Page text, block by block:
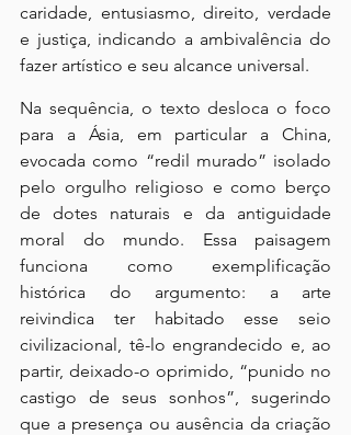
caridade, entusiasmo, direito, verdade
e justiça, indicando a ambivalência do
fazer artístico e seu alcance universal.
Na sequência, o texto desloca o foco
para a Ásia, em particular a China,
evocada como “redil murado” isolado
pelo orgulho religioso e como berço
de dotes naturais e da antiguidade
moral do mundo. Essa paisagem
funciona como exemplificação
histórica do argumento: a arte
reivindica ter habitado esse seio
civilizacional, tê-lo engrandecido e, ao
partir, deixado-o oprimido, “punido no
castigo de seus sonhos”, sugerindo
que a presença ou ausência da criação